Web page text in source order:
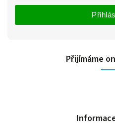
Přijímáme